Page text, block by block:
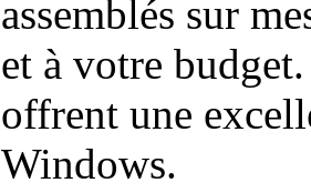
assemblés sur
et à votre
offrent une
Windows.